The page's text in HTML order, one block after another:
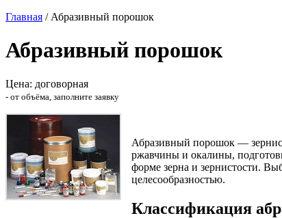
Главная / Абразивный порошок
Абразивный порошок
Цена: договорная
- от объёма, заполните заявку
Абразивный порошок —
ржавчины и окалины,
форме зерна и зернистости.
целесообразностью.
Классификация